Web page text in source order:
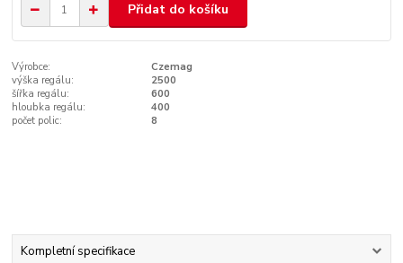
Přidat do košíku
Výrobce:
Czemag
výška regálu:
2500
šířka regálu:
600
hloubka regálu:
400
počet polic:
8
Kompletní specifikace